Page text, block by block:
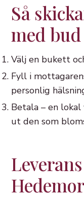
Så
med
Välj en bukett
Fyll i
personlig
Betala – en
ut den som